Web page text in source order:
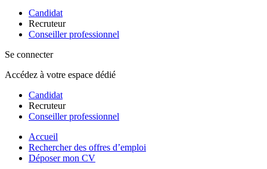
Candidat
Recruteur
Conseiller professionnel
Se connecter
Accédez à votre espace dédié
Candidat
Recruteur
Conseiller professionnel
Accueil
Rechercher des offres d’emploi
Déposer mon CV